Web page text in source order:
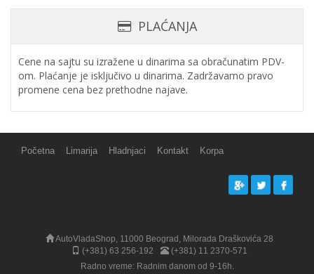
PLAĆANJA
Cene na sajtu su izražene u dinarima sa obračunatim PDV-
om. Plaćanje je isključivo u dinarima. Zadržavamo pravo
promene cena bez prethodne najave.
Početna Limarija Hladnjaci Kontakt Korpa
AutoVladaShop, 11000 Beograd, Milorada Draškovića 28
(+381) 63 256-192
(+381) 11 2370-571
Radno vreme: Radnim danom od 9-16h.